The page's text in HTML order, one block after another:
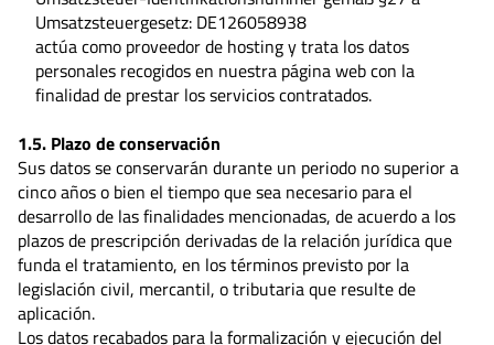
Umsatzsteuergesetz: DE126058938
actúa como proveedor de hosting y trata los datos
personales recogidos en nuestra página web con la
finalidad de prestar los servicios contratados.
1.5. Plazo de conservación
Sus datos se conservarán durante un periodo no superior a
cinco años o bien el tiempo que sea necesario para el
desarrollo de las finalidades mencionadas, de acuerdo a los
plazos de prescripción derivadas de la relación jurídica que
funda el tratamiento, en los términos previsto por la
legislación civil, mercantil, o tributaria que resulte de
aplicación.
Los datos recabados para la formalización y ejecución del